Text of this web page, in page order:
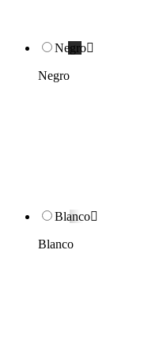
Negro
Negro
Blanco
Blanco